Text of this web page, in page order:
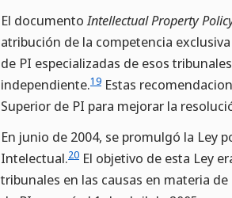
El documentoIntellectual Property
atribución de la competencia
de PI especializadas de esos
independiente.19 Estas
Superior de PI para mejorar la
En junio de 2004, se promulgó la Ley
Intelectual.20 El objetivo de esta Ley
tribunales en las causas en materia